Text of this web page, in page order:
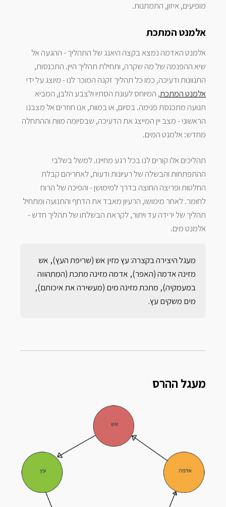
מופיעים, איזון, התמתנות.
אלמנט המתכת
אלמנט האדמה נמצא בקצה היאנג של התהליך - ההגעה אל
שיא ההפנמה של מה שקרה, ותחילת תהליך היין. התכנסות,
התנוונות ודעיכה, כמו כל תהליך זקנה המוכר לנו - מיוצג על ידי
אלמנט המתכת, המיוחס לעונת הסתיו ולצבע הלבן, המביא
תנועה מתכנסת פנימה. בסיום, או במוות, אנו חוזרים אל מצבנו
הראשוני - מצב יין המייצג את הדעיכה, שבסיומה מוות וההתחלה
מחדש: אלמנט המים.
תהליכים אלו קורים לנו בכל רגע מחיינו. למשל בשלבי
ההתפתחות והבשלה של רעיונות ודעות, לאחריהם קבלת
החלטות ופריצה החוצה בדרך למימושן - והפיכה של הרוח
לחומר. לאחר מימושו, הרעיון מאבד את הדחף והתנועה ומתחיל
תהליך של ירידה עד ויתור, לקראת הבשלתו של תהליך חדש -
אלמנט מים.
מעגל היצירה בקצרה: עץ מזין אש (שריפת העץ), אש
מזינה אדמה (האפר), אדמה מזינה מתכת (המתהווה
במעמקיה), מתכת מזינה מים (מעשירה את איכותם),
מים משקים עץ.
מעגל ההרס